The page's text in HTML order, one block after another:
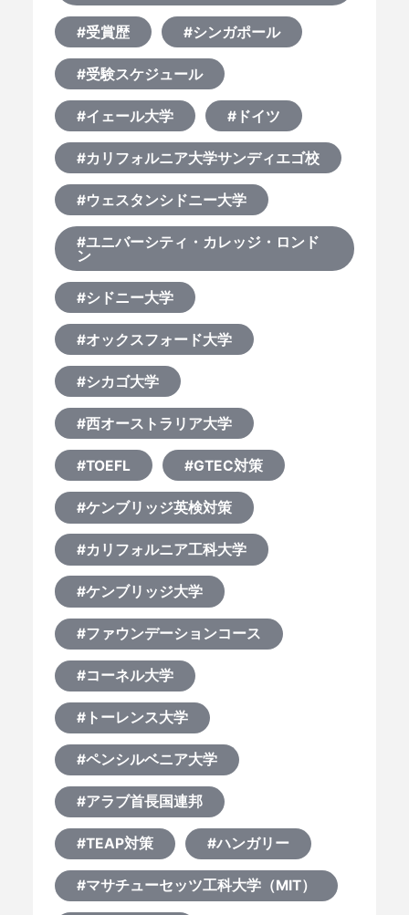
HOME
#受賞歴 #シンガポール
#受験スケジュール
#イェール大学 #ドイツ
#カリフォルニア大学サンディエゴ校
#ウェスタンシドニー大学
#ユニバーシティ・カレッジ・ロンド
ン
#シドニー大学
#オックスフォード大学
#シカゴ大学
#西オーストラリア大学
#TOEFL #GTEC対策
#ケンブリッジ英検対策
#カリフォルニア工科大学
#ケンブリッジ大学
#ファウンデーションコース
#コーネル大学
#トーレンス大学
#ペンシルベニア大学
#アラブ首長国連邦
#TEAP対策 #ハンガリー
#マサチューセッツ工科大学（MIT）